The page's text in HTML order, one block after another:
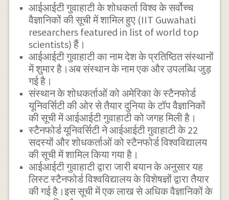
आईआईटी गुवाहाटी के शोधकर्ता विश्व के सर्वोच्च
वैज्ञानिकों की सूची में शामिल हुए (IIT Guwahati
researchers featured in list of world top
scientists) हैं।
आईआईटी गुवाहाटी का नाम देश के प्रतिष्ठित संस्थानों
में शुमार है।अब संस्थान के नाम एक और उपलब्धि जुड़
गई है।
संस्थान के शोधकर्ताओं को अमेरिका के स्टैनफोर्ड
यूनिवर्सिटी की ओर से तैयार दुनिया के टॉप वैज्ञानिकों
की सूची में आईआईटी गुवाहाटी को जगह मिली है।
स्टैनफोर्ड यूनिवर्सिटी ने आईआईटी गुवाहाटी के 22
सदस्यों और शोधकर्ताओं को स्टैनफोर्ड विश्वविद्यालय
की सूची में शामिल किया गया है।
आईआईटी गुवाहाटी द्वारा जारी बयान के अनुसार यह
लिस्ट स्टैनफोर्ड विश्वविद्यालय के विशेषज्ञों द्वारा तैयार
की गई है।इस सूची में एक लाख से अधिक वैज्ञानिकों के